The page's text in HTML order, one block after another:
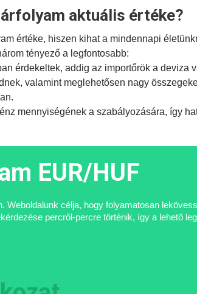
aktuális értéke?
értéke, hiszen kihat a mindennapi
tényező a legfontosabb:
érdekeltek, addig az importőrök a deviza
valamint meglehetősen nagy
mennyiségének a szabályozására, így
EUR/HUF
Weboldalunk célja, hogy folyamatosan
percről-percre történik, így a lehető